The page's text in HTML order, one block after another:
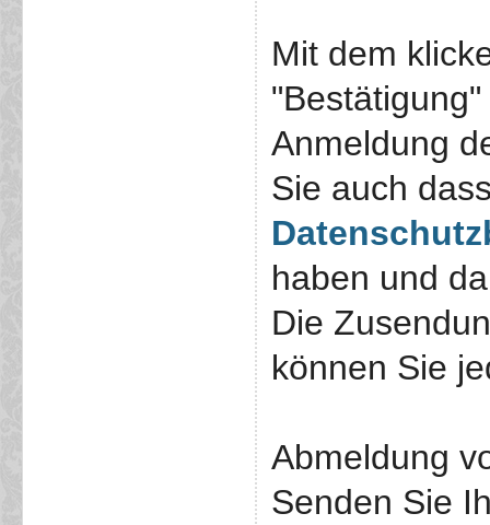
Mit dem
Anmeldung
Sie auch
haben und
Die
können Sie
Abmeldung
Senden Sie